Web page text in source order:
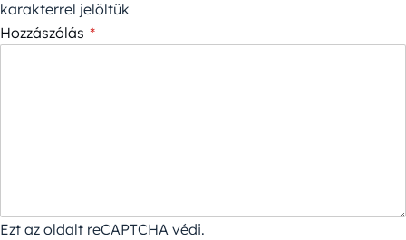
karakterrel jelöltük
Hozzászólás *
Ezt az oldalt reCAPTCHA védi.